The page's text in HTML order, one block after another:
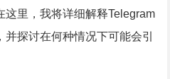
这里，我将详细解释Telegram
探讨在何种情况下可能会引